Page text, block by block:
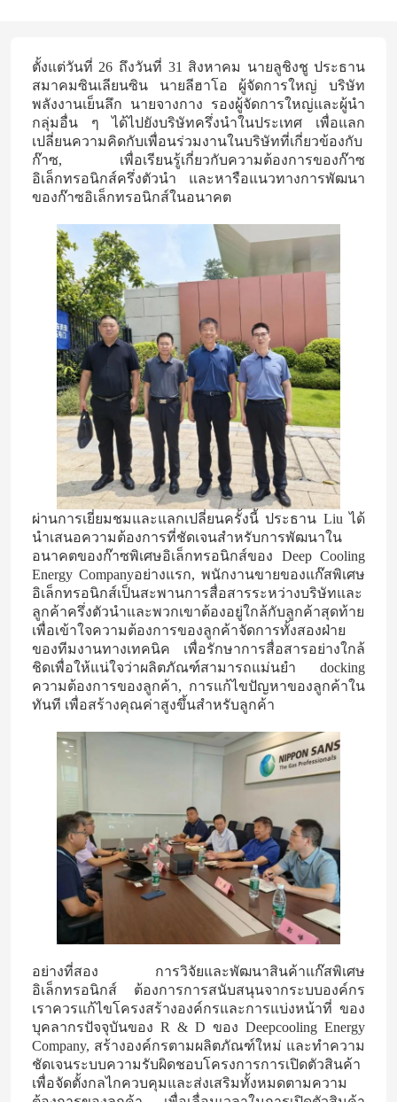
ตั้งแต่วันที่ 26 ถึงวันที่ 31 สิงหาคม นายลูชิงชู ประธาน
สมาคมซินเลียนซิน นายลีฮาโอ ผู้จัดการใหญ่ บริษัท
พลังงานเย็นลึก นายจางกาง รองผู้จัดการใหญ่และผู้นํา
กลุ่มอื่น ๆ ได้ไปยังบริษัทครึ่งนําในประเทศ เพื่อแลก
เปลี่ยนความคิดกับเพื่อนร่วมงานในบริษัทที่เกี่ยวข้องกับ
ก๊าซ, เพื่อเรียนรู้เกี่ยวกับความต้องการของก๊าซ
อิเล็กทรอนิกส์ครึ่งตัวนํา และหารือแนวทางการพัฒนา
ของก๊าซอิเล็กทรอนิกส์ในอนาคต
ผ่านการเยี่ยมชมและแลกเปลี่ยนครั้งนี้ ประธาน Liu ได้
นําเสนอความต้องการที่ชัดเจนสําหรับการพัฒนาใน
อนาคตของก๊าซพิเศษอิเล็กทรอนิกส์ของ Deep Cooling
Energy Companyอย่างแรก, พนักงานขายของแก๊สพิเศษ
อิเล็กทรอนิกส์เป็นสะพานการสื่อสารระหว่างบริษัทและ
ลูกค้าครึ่งตัวนําและพวกเขาต้องอยู่ใกล้กับลูกค้าสุดท้าย
เพื่อเข้าใจความต้องการของลูกค้าจัดการทั้งสองฝ่าย
ของทีมงานทางเทคนิค เพื่อรักษาการสื่อสารอย่างใกล้
ชิดเพื่อให้แน่ใจว่าผลิตภัณฑ์สามารถแม่นยํา docking
ความต้องการของลูกค้า, การแก้ไขปัญหาของลูกค้าใน
ทันที เพื่อสร้างคุณค่าสูงขึ้นสําหรับลูกค้า
อย่างที่สอง การวิจัยและพัฒนาสินค้าแก๊สพิเศษ
อิเล็กทรอนิกส์ ต้องการการสนับสนุนจากระบบองค์กร
เราควรแก้ไขโครงสร้างองค์กรและการแบ่งหน้าที่ ของ
บุคลากรปัจจุบันของ R & D ของ Deepcooling Energy
Company, สร้างองค์กรตามผลิตภัณฑ์ใหม่ และทําความ
ชัดเจนระบบความรับผิดชอบโครงการการเปิดตัวสินค้า
เพื่อจัดตั้งกลไกควบคุมและส่งเสริมทั้งหมดตามความ